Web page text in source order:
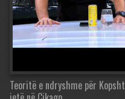
Teoritë e ndryshme për